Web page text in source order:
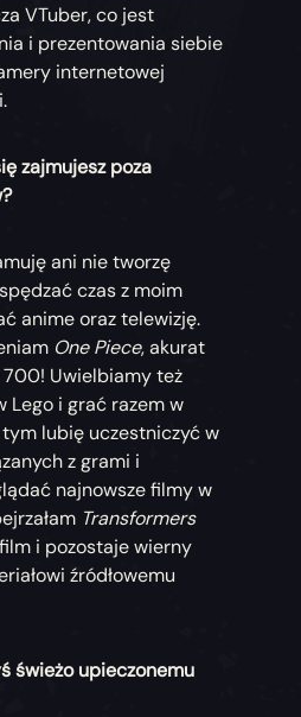
VTuber, co jest
i prezentowania siebie
internetowej
zajmujesz poza
ani nie tworzę
czas z moim
anime oraz telewizję.
One Piece, akurat
Uwielbiamy też
Lego i grać razem w
tym lubię uczestniczyć w
z grami i
najnowsze filmy w
Transformers
i pozostaje wierny
źródłowemu
świeżo upieczonemu